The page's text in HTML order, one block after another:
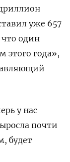
уже 657
один
этого года»,
у нас
почти
будет